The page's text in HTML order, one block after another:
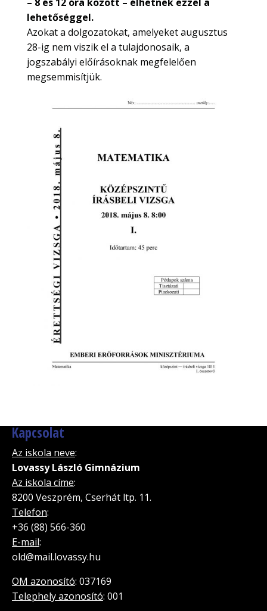
lehetőséggel.
Azokat a dolgozatokat, amelyeket augusztus
28-ig nem viszik el a tulajdonosaik, a
jogszabályi előírásoknak megfelelően
megsemmisítjük.
Kapcsolat
Az iskola neve:
Lovassy László Gimnázium
Az iskola címe:
8200 Veszprém, Cserhát ltp. 11.
Telefon:
+36 (88) 566-360
E-mail:
old@mail.lovassy.hu
OM azonosító: 037169
Telephely azonosító: 001